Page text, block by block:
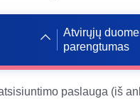
Atvirųjų
parengtumas